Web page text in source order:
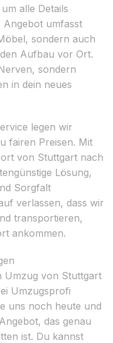
alle Details
umfasst
sondern auch
Aufbau vor Ort.
sondern
in dein neues
legen wir
fairen Preisen. Mit
von Stuttgart nach
Lösung,
Sorgfalt
verlassen, dass wir
transportieren,
ankommen.
Umzug von Stuttgart
Umzugsprofi
uns noch heute und
das genau
ist. Du kannst